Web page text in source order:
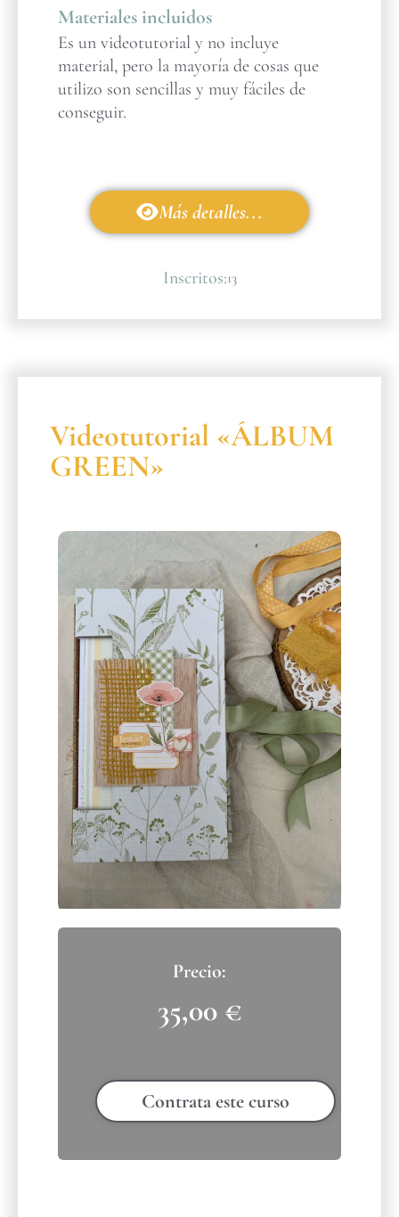
Materiales incluidos
Es un videotutorial y no incluye
material, pero la mayoría de cosas que
utilizo son sencillas y muy fáciles de
conseguir.
Más detalles...
Inscritos:13
Videotutorial «ÁLBUM
GREEN»
35,00 €
Contrata este curso